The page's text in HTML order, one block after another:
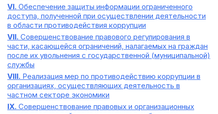
VI. Обеспечение защиты информации ограниченного
доступа, полученной при осуществлении деятельности
в области противодействия коррупции
VII. Совершенствование правового регулирования в
части, касающейся ограничений, налагаемых на граждан
после их увольнения с государственной (муниципальной)
службы
VIII. Реализация мер по противодействию коррупции в
организациях, осуществляющих деятельность в
частном секторе экономики
IX. Совершенствование правовых и организационных